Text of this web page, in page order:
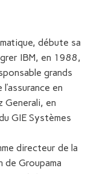
débute sa
IBM, en 1988,
grands
en
Generali, en
GIE Systèmes
directeur de la
Groupama